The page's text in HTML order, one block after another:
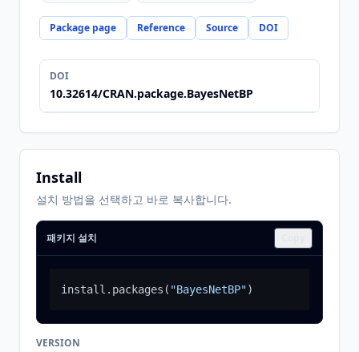
Package page Reference Source DOI
DOI
10.32614/CRAN.package.BayesNetBP
Install
설치 방법을 선택하고 바로 복사합니다.
패키지 설치
install.packages ( "BayesNetBP")
VERSION